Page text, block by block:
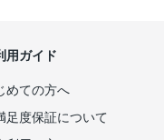
用ガイド
めての方へ
足度保証について